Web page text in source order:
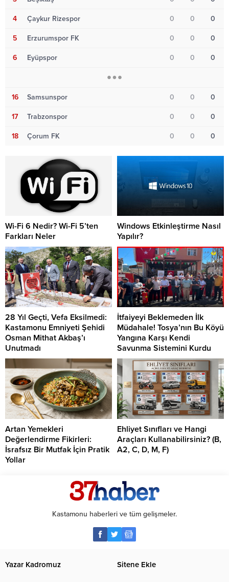
4 Çaykur Rizespor 0 0 0
5 Erzurumspor FK 0 0 0
6 Eyüpspor 0 0 0
16 Samsunspor 0 0 0
17 Trabzonspor 0 0 0
18 Çorum FK 0 0 0
Wi-Fi 6 Nedir? Wi-Fi 5’ten
Farkları Neler
Windows Etkinleştirme Nasıl
Yapılır?
28 Yıl Geçti, Vefa Eksilmedi:
Kastamonu Emniyeti Şehidi
Osman Mithat Akbaş’ı
Unutmadı
İtfaiyeyi Beklemeden İlk
Müdahale! Tosya’nın Bu Köyü
Yangına Karşı Kendi
Savunma Sistemini Kurdu
Artan Yemekleri
Değerlendirme Fikirleri:
İsrafsız Bir Mutfak İçin Pratik
Yollar
Ehliyet Sınıfları ve Hangi
Araçları Kullanabilirsiniz? (B,
A2, C, D, M, F)
Kastamonu haberleri ve tüm gelişmeler.
Yazar Kadromuz Sitene Ekle